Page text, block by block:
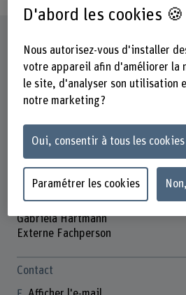
Gabriela Hartmann
Externe Fachperson
Contact
D'abord les cookies 🍪
Nous autorisez-vous d'installer
votre appareil afin d'améliorer la
le site, d'analyser son utilisation
notre marketing ?
Oui, consentir à tous les cookies
Paramétrer les cookies